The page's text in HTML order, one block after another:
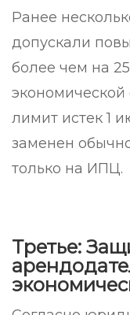
Ранее
допускали
более чем на
экономической
лимит истек 1
заменен
только на ИПЦ.
Третье: